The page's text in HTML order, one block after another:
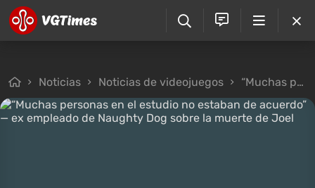
Noticias Noticias de videojuegos “Muchas personas en el estudio no estaban de acuerdo” — ex empleado de Naughty Dog sobre la muerte de Joel